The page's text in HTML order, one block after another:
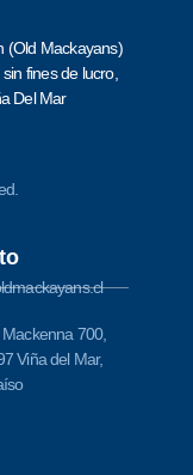
(Old Mackayans)
fines de lucro,
Del Mar
700,
Viña del Mar,